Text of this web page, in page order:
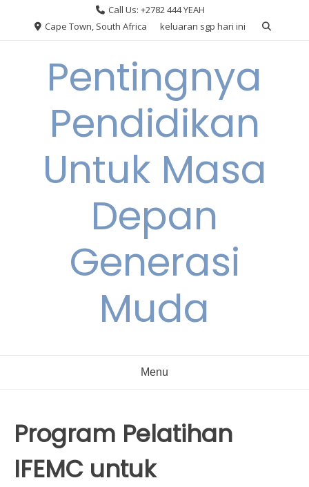
Call Us: +2782 444 YEAH
Cape Town, South Africa
keluaran sgp hari ini
Pentingnya
Pendidikan
Untuk Masa
Depan
Generasi
Muda
Menu
Program Pelatihan
IFEMC untuk